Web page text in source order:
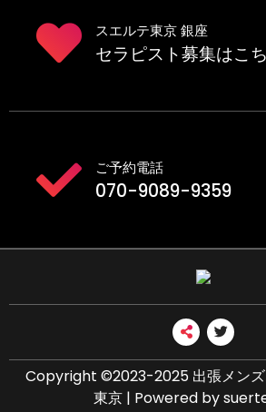
スエルテ東京 銀座
セラピスト募集はこ
ご予約電話
070-9089-9359
Copyright ©2023-2025 出張メン
東京 | Powered by